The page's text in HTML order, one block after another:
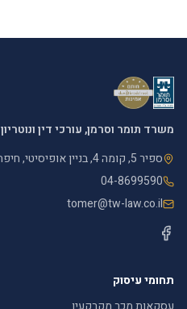
משרד תומר וסרמן, עורכי דין ונוטריון
ספיר 5, קומה 4, בניין אופיסיטי, חיפה
04-8699590
tomer@tw-law.co.il
תחומי עיסוק